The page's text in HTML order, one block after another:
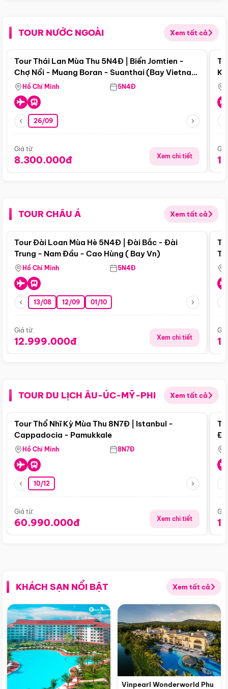
TOUR NƯỚC NGOÀI Xem tất cả
Điểm nổi bật
Tour Thái Lan Mùa Thu 5N4Đ | Biển Jomtien -
Chợ Nổi - Muang Boran - Suanthai (Bay Vietnam
Airlines)
Hồ Chí Minh 5N4Đ
26/09
Giá từ:
8.300.000đ Xem chi tiết
TOUR CHÂU Á Xem tất cả
Điểm nổi bật
Tour Đài Loan Mùa Hè 5N4Đ | Đài Bắc - Đài
Trung - Nam Đầu - Cao Hùng ( Bay Vn)
Hồ Chí Minh 5N4Đ
13/08 12/09 01/10
Giá từ:
12.999.000đ Xem chi tiết
TOUR DU LỊCH ÂU-ÚC-MỸ-PHI Xem tất cả
Điểm nổi bật
Tour Thổ Nhĩ Kỳ Mùa Thu 8N7Đ | Istanbul -
Cappadocia - Pamukkale
Hồ Chí Minh 8N7Đ
10/12
Giá từ:
60.990.000đ Xem chi tiết
KHÁCH SẠN NỔI BẬT Xem tất cả
Vinpearl Wonderworld Phu